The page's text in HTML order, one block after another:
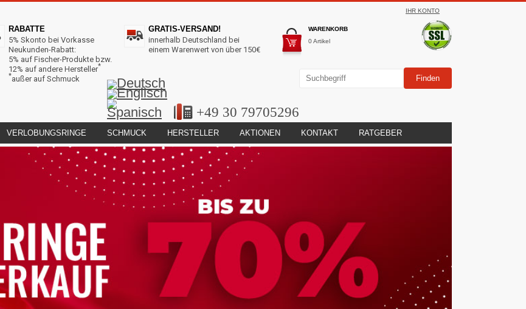
IHR KONTO
WARENKORB
0 Artikel
RABATTE
5% Skonto bei Vorkasse
Neukunden-Rabatt:
5% auf Fischer-Produkte bzw.
12% auf andere Hersteller*
*außer auf Schmuck
GRATIS-VERSAND!
innerhalb Deutschland bei
einem Warenwert von über 150€
+49 30 79705296
VERLOBUNGSRINGE SCHMUCK HERSTELLER AKTIONEN KONTAKT RATGEBER